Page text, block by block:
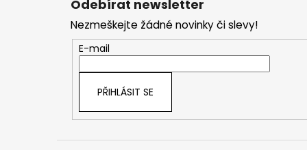
Odebírat newsletter
Nezmeškejte žádné novinky či slevy!
E-mail
PŘIHLÁSIT SE